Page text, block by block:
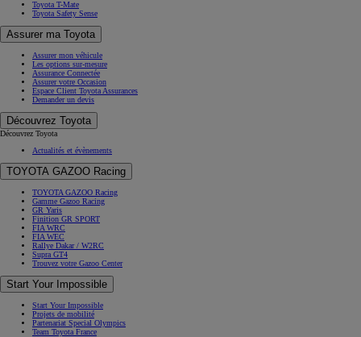
Toyota T-Mate
Toyota Safety Sense
Assurer ma Toyota
Assurer mon véhicule
Les options sur-mesure
Assurance Connectée
Assurer votre Occasion
Espace Client Toyota Assurances
Demander un devis
Découvrez Toyota
Découvrez Toyota
Actualités et évènements
TOYOTA GAZOO Racing
TOYOTA GAZOO Racing
Gamme Gazoo Racing
GR Yaris
Finition GR SPORT
FIA WRC
FIA WEC
Rallye Dakar / W2RC
Supra GT4
Trouvez votre Gazoo Center
Start Your Impossible
Start Your Impossible
Projets de mobilité
Partenariat Special Olympics
Team Toyota France